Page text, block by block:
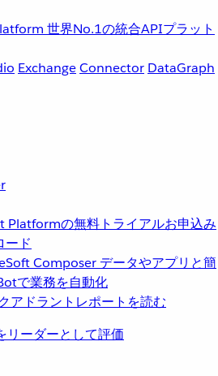
世界No.1の統合APIプラット
ExchangeConnector DataGraph
Platformの無料トライアルお申込み
ード
Composer データやアプリと簡
で業務を自動化
リーダーとして評価